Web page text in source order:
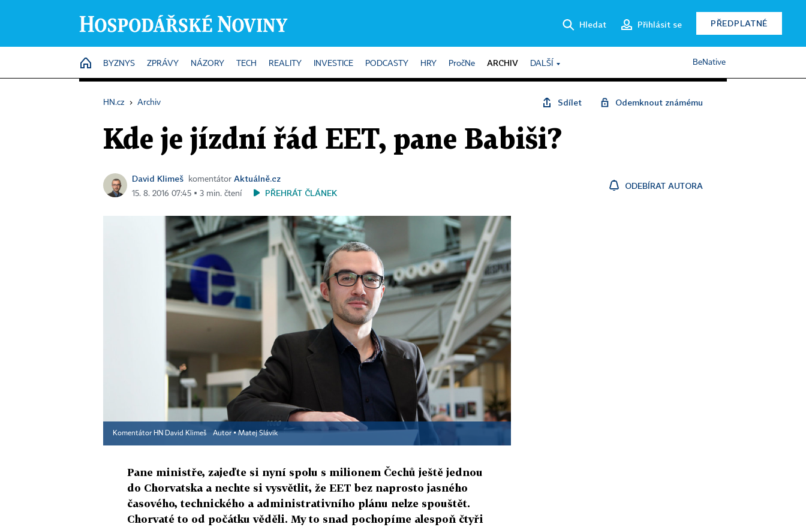
Hledat Přihlásit se PŘEDPLATNÉ
HOME
BYZNYS ZPRÁVY NÁZORY TECH REALITY INVESTICE PODCASTY HRY PročNe ARCHIV DALŠÍ BeNative
HN.cz › Archiv Sdílet Odemknout známému
Kde je jízdní řád EET, pane Babiši?
David Klimeš komentátor Aktuálně.cz
15. 8. 2016 07:45 ▪ 3 min. čtení PŘEHRÁT ČLÁNEK
ODEBÍRAT AUTORA
Komentátor HN David Klimeš Autor ▪Matej Slávik
Pane ministře, zajeďte si nyní spolu s milionem Čechů ještě jednou
do Chorvatska a nechte si vysvětlit, že EET bez naprosto jasného
časového, technického a administrativního plánu nelze spouštět.
Chorvaté to od počátku věděli. My to snad pochopíme alespoň čtyři